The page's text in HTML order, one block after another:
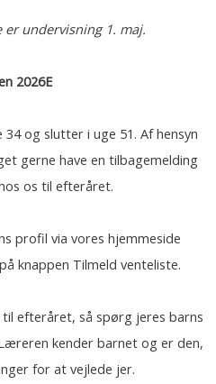
undervisning 1. maj.
2026E
og slutter i uge 51. Af hensyn
gerne have en tilbagemelding
os til efteråret.
profil via vores hjemmeside
knappen Tilmeld venteliste.
til efteråret, så spørg jeres barns
kender barnet og er den,
for at vejlede jer.